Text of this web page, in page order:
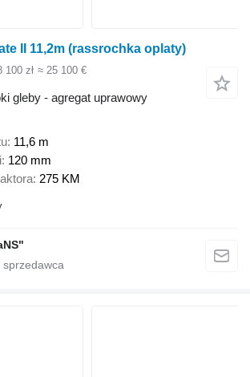
II 11,2m (rassrochka oplaty)
100 zł ≈ 25 100 €
gleby - agregat uprawowy
11,6 m
120 mm
275 KM